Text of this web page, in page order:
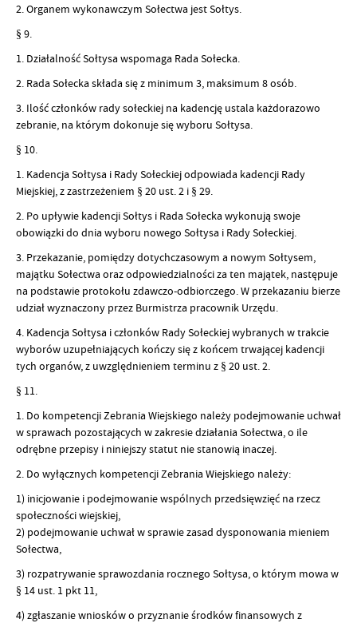
2. Organem wykonawczym Sołectwa jest Sołtys.
§ 9.
1. Działalność Sołtysa wspomaga Rada Sołecka.
2. Rada Sołecka składa się z minimum 3, maksimum 8 osób.
3. Ilość członków rady sołeckiej na kadencję ustala każdorazowo
zebranie, na którym dokonuje się wyboru Sołtysa.
§ 10.
1. Kadencja Sołtysa i Rady Sołeckiej odpowiada kadencji Rady
Miejskiej, z zastrzeżeniem § 20 ust. 2 i § 29.
2. Po upływie kadencji Sołtys i Rada Sołecka wykonują swoje
obowiązki do dnia wyboru nowego Sołtysa i Rady Sołeckiej.
3. Przekazanie, pomiędzy dotychczasowym a nowym Sołtysem,
majątku Sołectwa oraz odpowiedzialności za ten majątek, następuje
na podstawie protokołu zdawczo-odbiorczego. W przekazaniu bierze
udział wyznaczony przez Burmistrza pracownik Urzędu.
4. Kadencja Sołtysa i członków Rady Sołeckiej wybranych w trakcie
wyborów uzupełniających kończy się z końcem trwającej kadencji
tych organów, z uwzględnieniem terminu z § 20 ust. 2.
§ 11.
1. Do kompetencji Zebrania Wiejskiego należy podejmowanie uchwał
w sprawach pozostających w zakresie działania Sołectwa, o ile
odrębne przepisy i niniejszy statut nie stanowią inaczej.
2. Do wyłącznych kompetencji Zebrania Wiejskiego należy:
1) inicjowanie i podejmowanie wspólnych przedsięwzięć na rzecz
społeczności wiejskiej,
2) podejmowanie uchwał w sprawie zasad dysponowania mieniem
Sołectwa,
3) rozpatrywanie sprawozdania rocznego Sołtysa, o którym mowa w
§ 14 ust. 1 pkt 11,
4) zgłaszanie wniosków o przyznanie środków finansowych z